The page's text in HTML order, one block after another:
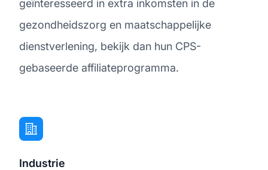
geïnteresseerd in extra inkomsten in de
gezondheidszorg en maatschappelijke
dienstverlening, bekijk dan hun CPS-
gebaseerde affiliateprogramma.
Industrie